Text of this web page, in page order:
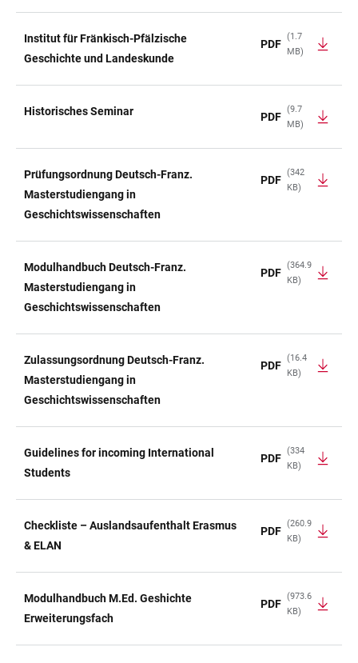
Institut für Fränkisch-Pfälzische
Geschichte und Landeskunde
PDF
(1.7
MB)
Historisches Seminar PDF
(9.7
MB)
Prüfungsordnung Deutsch-Franz.
Masterstudiengang in
Geschichtswissenschaften
PDF
(342
KB)
Modulhandbuch Deutsch-Franz.
Masterstudiengang in
Geschichtswissenschaften
PDF
(364.9
KB)
Zulassungsordnung Deutsch-Franz.
Masterstudiengang in
Geschichtswissenschaften
PDF
(16.4
KB)
Guidelines for incoming International
Students
PDF
(334
KB)
Checkliste – Auslandsaufenthalt Erasmus
& ELAN
PDF
(260.9
KB)
Modulhandbuch M.Ed. Geshichte
Erweiterungsfach
PDF
(973.6
KB)